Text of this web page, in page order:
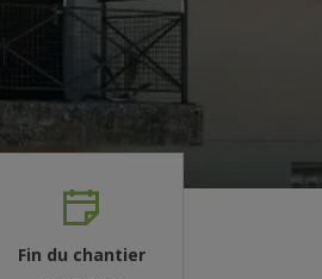
Fin du chantier